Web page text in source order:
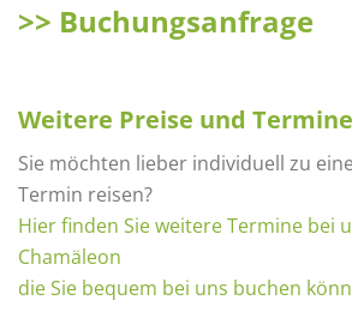
>> Buchungsanfrage
Weitere Preise und Termine
Sie möchten lieber individuell zu
Termin reisen?
Hier finden Sie weitere Termine bei
Chamäleon
die Sie bequem bei uns buchen